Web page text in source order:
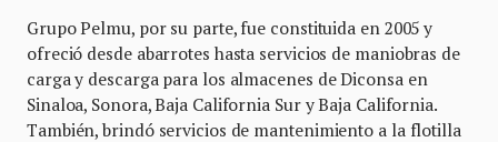
Grupo Pelmu, por su parte, fue constituida en 2005 y
ofreció desde abarrotes hasta servicios de maniobras de
carga y descarga para los almacenes de Diconsa en
Sinaloa, Sonora, Baja California Sur y Baja California.
También, brindó servicios de mantenimiento a la flotilla